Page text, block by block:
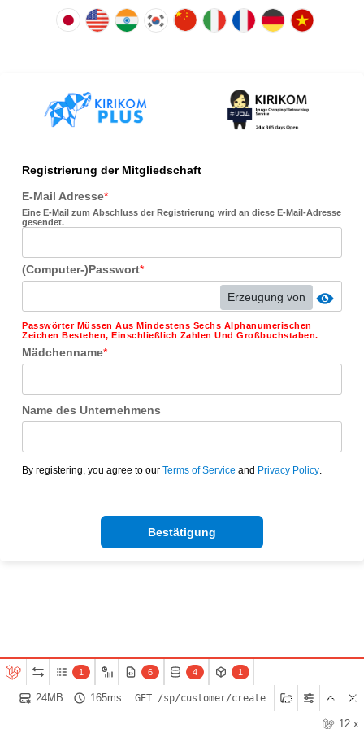
Registrierung der Mitgliedschaft
E-Mail Adresse*
Eine E-Mail zum Abschluss der Registrierung wird an diese E-Mail-Adresse
gesendet.
(Computer-)Passwort*
Erzeugung von
Passwörter Müssen Aus Mindestens Sechs Alphanumerischen
Zeichen Bestehen, Einschließlich Zahlen Und Großbuchstaben.
Mädchenname*
Name des Unternehmens
By registering, you agree to our Terms of Service and Privacy Policy.
Bestätigung
1 6 4 1
GET /sp/customer/create
165ms
24MB
12.x